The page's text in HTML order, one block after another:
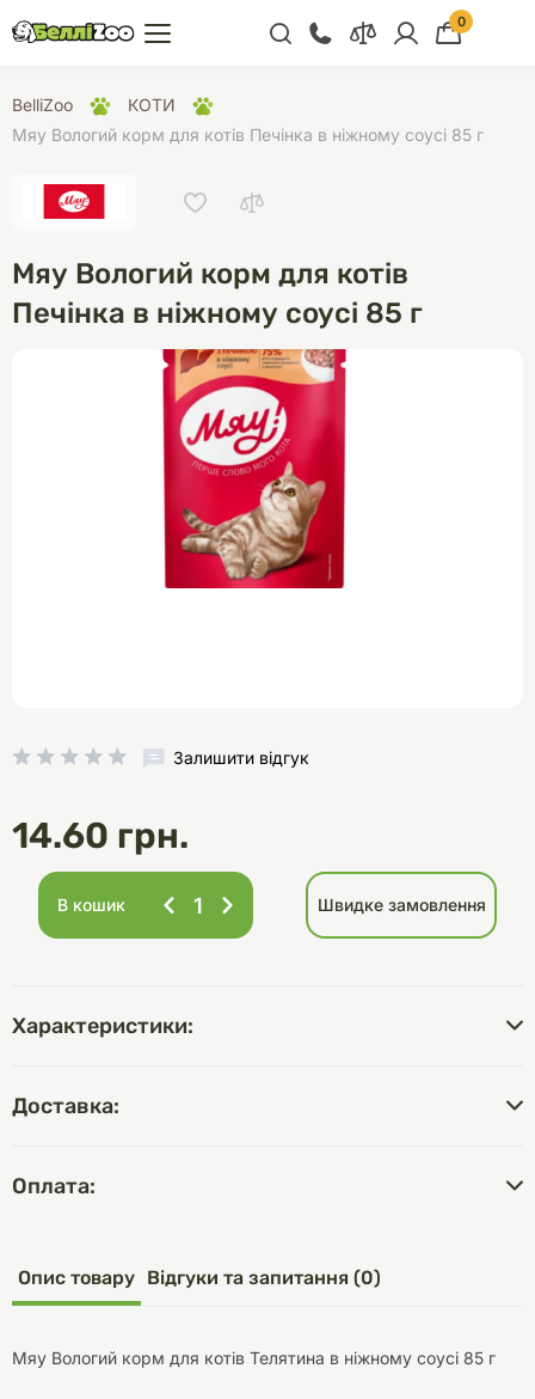
Відділ продажу
+38 (099) 300 91 91
+38 (068) 479 28
76
0
BelliZoo
КОТИ
Мяу Вологий корм для котів Печінка в ніжному соусі 85 г
Мяу Вологий корм для котів
Печінка в ніжному соусі 85 г
Залишити відгук
14.60 грн.
В кошик Швидке замовлення
Характеристики:
Доставка:
Оплата:
Опис товару Відгуки та запитання (0)
Мяу Вологий корм для котів Телятина в ніжному соусі 85 г